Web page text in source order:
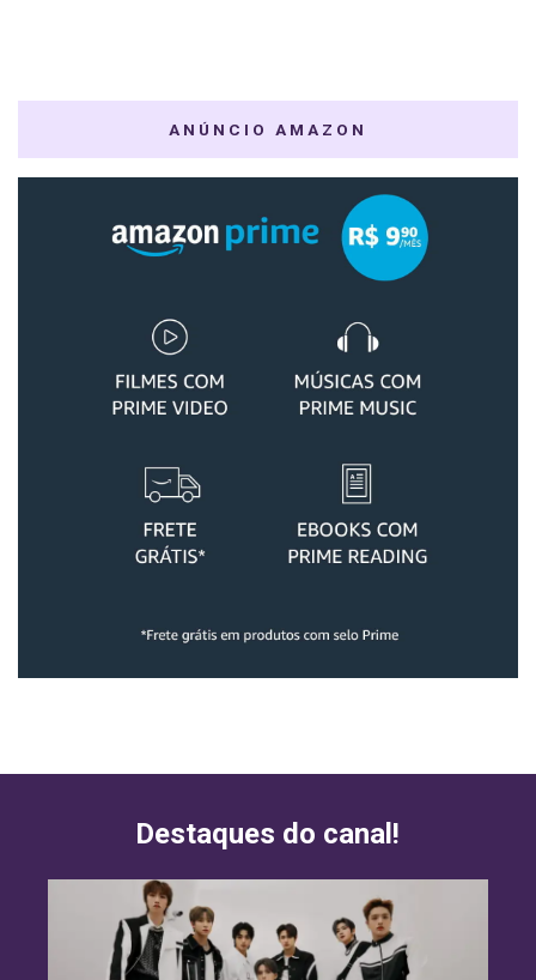
ANÚNCIO AMAZON
Destaques do canal!